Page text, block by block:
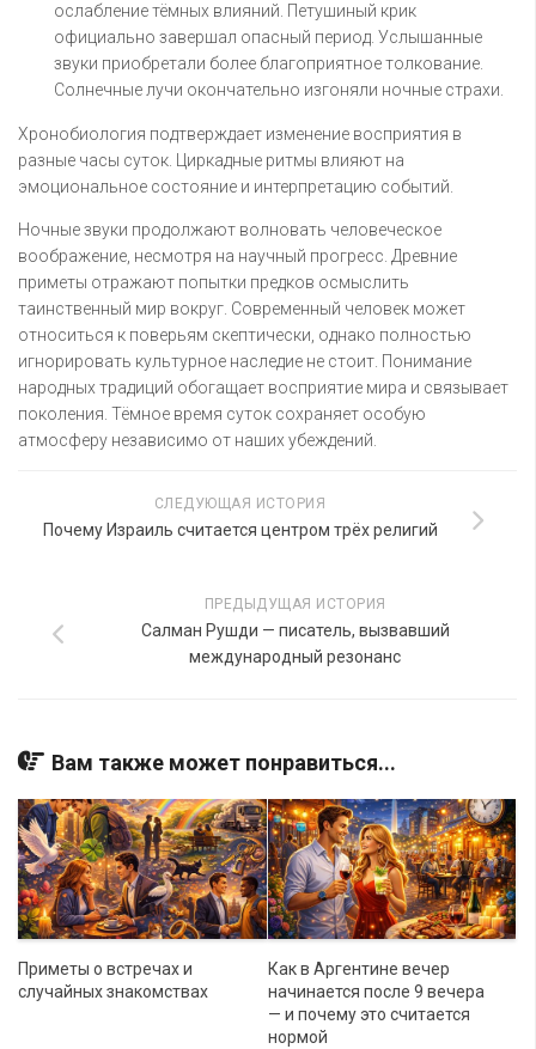
ослабление тёмных влияний. Петушиный крик
официально завершал опасный период. Услышанные
звуки приобретали более благоприятное толкование.
Солнечные лучи окончательно изгоняли ночные страхи.
Хронобиология подтверждает изменение восприятия в
разные часы суток. Циркадные ритмы влияют на
эмоциональное состояние и интерпретацию событий.
Ночные звуки продолжают волновать человеческое
воображение, несмотря на научный прогресс. Древние
приметы отражают попытки предков осмыслить
таинственный мир вокруг. Современный человек может
относиться к поверьям скептически, однако полностью
игнорировать культурное наследие не стоит. Понимание
народных традиций обогащает восприятие мира и связывает
поколения. Тёмное время суток сохраняет особую
атмосферу независимо от наших убеждений.
СЛЕДУЮЩАЯ ИСТОРИЯ
Почему Израиль считается центром трёх религий
ПРЕДЫДУЩАЯ ИСТОРИЯ
Салман Рушди — писатель, вызвавший
международный резонанс
Вам также может понравиться...
Приметы о встречах и
случайных знакомствах
Как в Аргентине вечер
начинается после 9 вечера
— и почему это считается
нормой